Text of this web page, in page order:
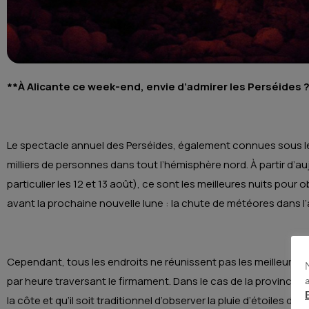
**À Alicante ce week-end, envie d’admirer les Perséides
Le spectacle annuel des Perséides, également connues sous
milliers de personnes dans tout l’hémisphère nord. À partir
particulier les 12 et 13 août), ce sont les meilleures nuits pour
avant la prochaine nouvelle lune : la chute de météores dans
Cependant, tous les endroits ne réunissent pas les
par heure traversant le firmament. Dans le cas de la province
la côte et qu’il soit traditionnel d’observer la pluie d’étoiles